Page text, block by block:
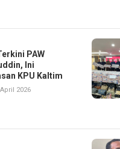
PAW
Ini
KPU Kaltim
2026